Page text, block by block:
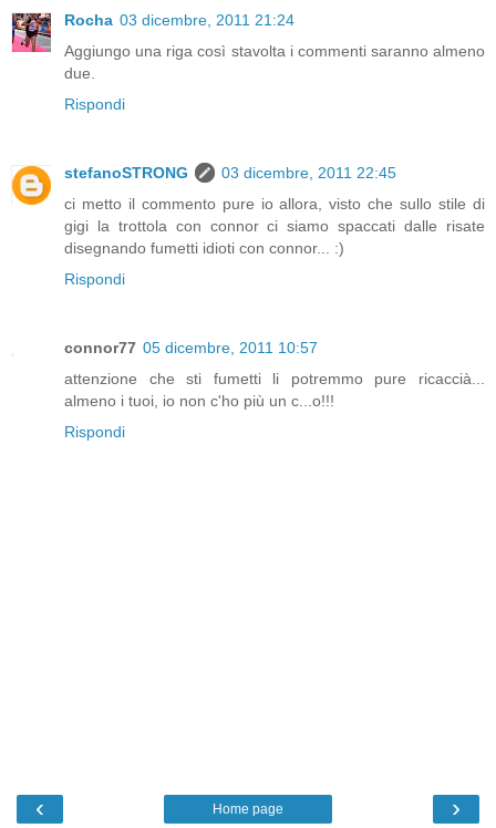
Rocha 03 dicembre, 2011 21:24
Aggiungo una riga così stavolta i commenti saranno almeno
due.
Rispondi
stefanoSTRONG
03 dicembre, 2011 22:45
ci metto il commento pure io allora, visto che sullo stile di
gigi la trottola con connor ci siamo spaccati dalle risate
disegnando fumetti idioti con connor... :)
Rispondi
connor77 05 dicembre, 2011 10:57
attenzione che sti fumetti li potremmo pure ricaccià...
almeno i tuoi, io non c'ho più un c...o!!!
Rispondi
‹ ›
Home page